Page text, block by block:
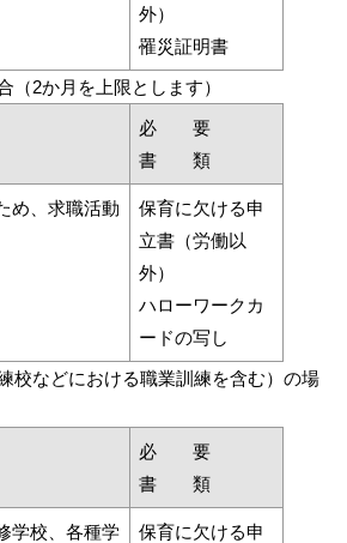
外）
罹災証明書
2か月を上限とします）
必 要
書 類
め、求職活動
保育に欠ける申
立書（労働以
外）
ハローワークカ
ードの写し
などにおける職業訓練を含む）の場
必 要
書 類
学校、各種学 保育に欠ける申